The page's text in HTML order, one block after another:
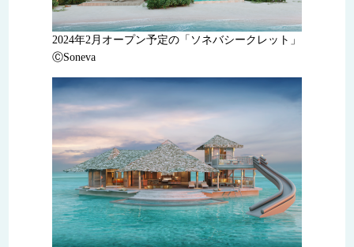
2024年2月オープン予定の「ソネバシークレット」
ⒸSoneva